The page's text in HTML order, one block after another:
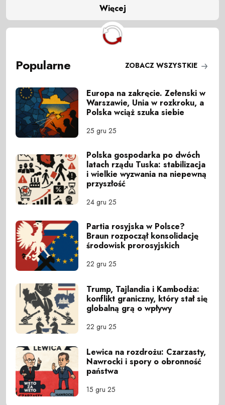
Więcej
Popularne ZOBACZ WSZYSTKIE
Europa na zakręcie. Zełenski w
Warszawie, Unia w rozkroku, a
Polska wciąż szuka siebie
25 gru 25
Polska gospodarka po dwóch
latach rządu Tuska: stabilizacja
i wielkie wyzwania na niepewną
przyszłość
24 gru 25
Partia rosyjska w Polsce?
Braun rozpoczął konsolidację
środowisk prorosyjskich
22 gru 25
Trump, Tajlandia i Kambodża:
konflikt graniczny, który stał się
globalną grą o wpływy
22 gru 25
Lewica na rozdrożu: Czarzasty,
Nawrocki i spory o obronność
państwa
15 gru 25